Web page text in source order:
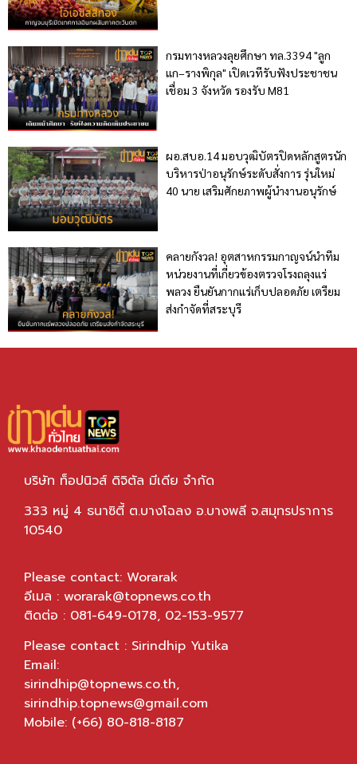
กรมทางหลวงลุยศึกษา ทล.3394 "ลูก
แก–รางพิกุล" เปิดเวทีรับฟังประชาชน
เชื่อม 3 จังหวัด รองรับ M81
ผอ.สบอ.14 มอบวุฒิบัตรปิดหลักสูตรนัก
บริหารป่าอนุรักษ์ระดับสั่งการ รุ่นใหม่
40 นาย เสริมศักยภาพผู้นำงานอนุรักษ์
คลายกังวล! อุตสาหกรรมกาญจน์นำทีม
หน่วยงานที่เกี่ยวข้องตรวจโรงถลุงแร่
พลวง ยืนยันกากแร่เก็บปลอดภัย เตรียม
ส่งกำจัดที่สระบุรี
บริษัท ท็อปนิวส์ ดิจิตัล มีเดีย จำกัด
333 หมู่ 4 ธนาซิตี้ ต.บางโฉลง อ.บางพลี จ.สมุทรปราการ
10540
Please contact: Worarak
อีเมล : worarak@topnews.co.th
ติดต่อ : 081-649-0178, 02-153-9577
Please contact : Sirindhip Yutika
Email:
sirindhip@topnews.co.th,
sirindhip.topnews@gmail.com
Mobile: (+66) 80-818-8187